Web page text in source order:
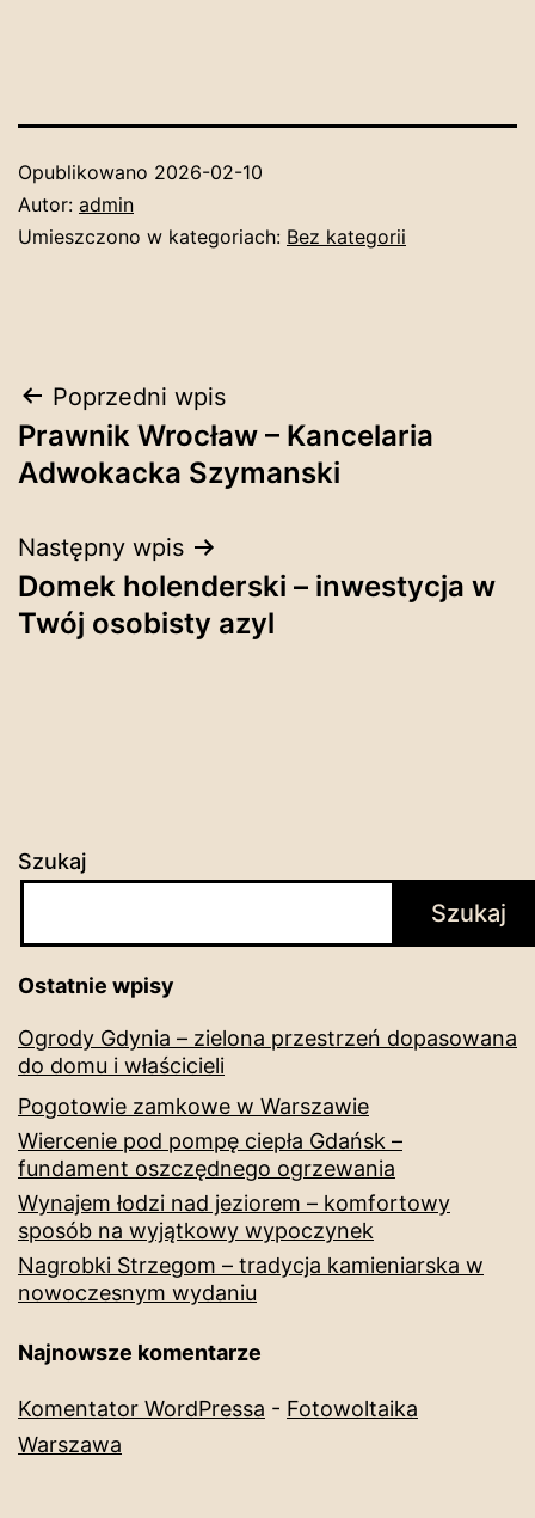
Opublikowano 2026-02-10
Autor: admin
Umieszczono w kategoriach: Bez kategorii
Nawigacja
wpisu
Poprzedni wpis
Prawnik Wrocław – Kancelaria
Adwokacka Szymanski
Następny wpis
Domek holenderski – inwestycja w
Twój osobisty azyl
Szukaj
Szukaj
Ostatnie wpisy
Ogrody Gdynia – zielona przestrzeń dopasowana
do domu i właścicieli
Pogotowie zamkowe w Warszawie
Wiercenie pod pompę ciepła Gdańsk –
fundament oszczędnego ogrzewania
Wynajem łodzi nad jeziorem – komfortowy
sposób na wyjątkowy wypoczynek
Nagrobki Strzegom – tradycja kamieniarska w
nowoczesnym wydaniu
Najnowsze komentarze
Komentator WordPressa - Fotowoltaika
Warszawa